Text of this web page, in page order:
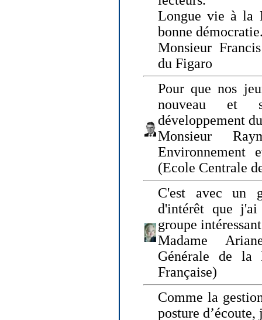
Longue vie à la
bonne
Monsieur
du Figaro
Pour que nos
nouveau et
développement
Monsieur
Environnement
(Ecole Centrale
C'est avec un
d'intérêt que
groupe
Madame
Générale de la
Française)
Comme la
posture